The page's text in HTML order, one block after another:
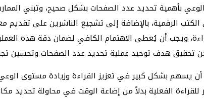
الوعي بأهمية تحديد عدد الصفحات بشكل صحيح، وتبني
الرقمية، بالإضافة إلى تشجيع الناشرين على
ويجب أن يُعطى الاهتمام الكافي لضمان دقة هذه
تحقيق هدف توحيد عملية تحديد عدد الصفحات وتحسين
بشكل كبير في تعزيز القراءة وزيادة مستوى الوعي
الفعلية بدلاً من إضاعة الوقت في محاولة تحديد